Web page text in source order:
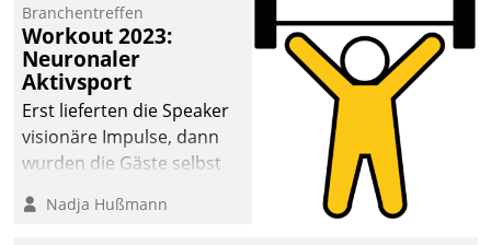
Mammutprojekte
meistern und Workloads
wuppen – bei zunehmend
anspruchsvollen
Aufgaben und
abnehmendem
Branchentreffen
Workout 2023:
Neuronaler
Aktivsport
Erst lieferten die Speaker
visionäre Impulse, dann
wurden die Gäste selbst
methodisch
Nadja Hußmann